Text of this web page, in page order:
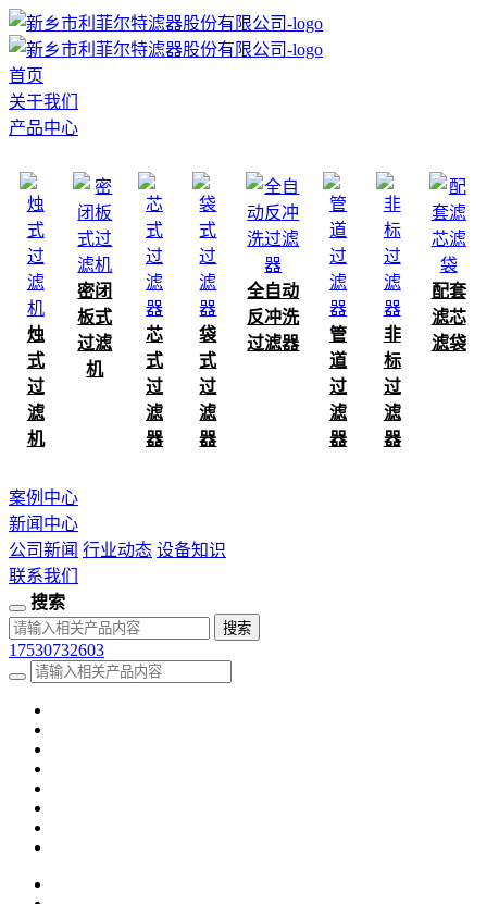
首页
关于我们
产品中心
烛
式
过
滤
机
密闭
板式
过滤
机
芯
式
过
滤
器
袋
式
过
滤
器
全自动
反冲洗
过滤器
管
道
过
滤
器
非
标
过
滤
器
配套
滤芯
滤袋
案例中心
新闻中心
公司新闻 行业动态 设备知识
联系我们
搜索
17530732603